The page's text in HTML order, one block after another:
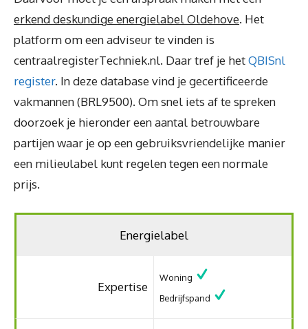
erkend deskundige energielabel Oldehove. Het
platform om een adviseur te vinden is
centraalregisterTechniek.nl. Daar tref je hetQBISnl
register. In deze database vind je gecertificeerde
vakmannen (BRL9500). Om snel iets af te spreken
doorzoek je hieronder een aantal betrouwbare
partijen waar je op een gebruiksvriendelijke manier
een milieulabel kunt regelen tegen een normale
prijs.
Energielabel
Expertise
Woning
Bedrijfspand